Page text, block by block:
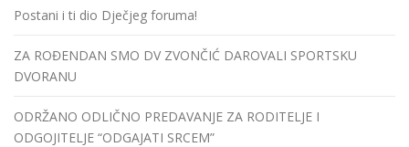
Postani i ti dio Dječjeg foruma!
ZA ROĐENDAN SMO DV ZVONČIĆ DAROVALI SPORTSKU
DVORANU
ODRŽANO ODLIČNO PREDAVANJE ZA RODITELJE I
ODGOJITELJE “ODGAJATI SRCEM”